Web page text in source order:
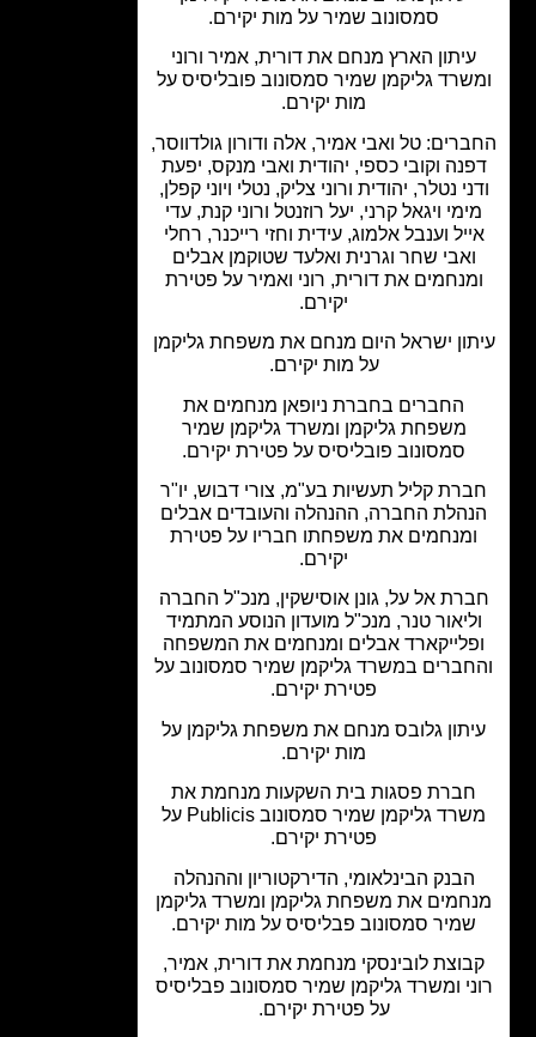
סמסונוב שמיר על מות יקירם.
הארץ מנחם את דורית, אמיר ורוני
גליקמן שמיר סמסונוב פובליסיס על
מות יקירם.
טל ואבי אמיר, אלה ודורון גולדווסר,
וקובי כספי, יהודית ואבי מנקס, יפעת
נטלר, יהודית ורוני צליק, נטלי ויוני קפלן,
ויגאל קרני, יעל רוזנטל ורוני קנת, עדי
וענבל אלמוג, עידית וחזי רייכנר, רחלי
שחר וגרנית ואלעד שטוקמן אבלים
את דורית, רוני ואמיר על פטירת
ישראל היום מנחם את משפחת גליקמן
על מות יקירם.
החברים בחברת ניופאן מנחמים את
משפחת גליקמן ומשרד גליקמן שמיר
סמסונוב פובליסיס על פטירת יקירם.
קליל תעשיות בע"מ, צורי דבוש, יו"ר
החברה, ההנהלה והעובדים אבלים
את משפחתו חבריו על פטירת
אל על, גונן אוסישקין, מנכ"ל החברה
טנר, מנכ"ל מועדון הנוסע המתמיד
אבלים ומנחמים את המשפחה
במשרד גליקמן שמיר סמסונוב על
פטירת יקירם.
גלובס מנחם את משפחת גליקמן על
מות יקירם.
פסגות בית השקעות מנחמת את
משרד גליקמן שמיר סמסונוב Publicis על
פטירת יקירם.
הבנק הבינלאומי, הדירקטוריון וההנהלה
את משפחת גליקמן ומשרד גליקמן
סמסונוב פבליסיס על מות יקירם.
לובינסקי מנחמת את דורית, אמיר,
ומשרד גליקמן שמיר סמסונוב פבליסיס
על פטירת יקירם.